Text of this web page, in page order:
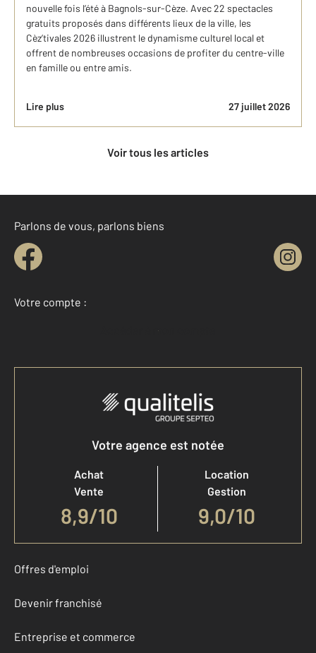
nouvelle fois l’été à Bagnols-sur-Cèze. Avec 22 spectacles
gratuits proposés dans différents lieux de la ville, les
Cèz’tivales 2026 illustrent le dynamisme culturel local et
offrent de nombreuses occasions de profiter du centre-ville
en famille ou entre amis.
Lire plus 27 juillet 2026
Voir tous les articles
Parlons de vous, parlons biens
Votre compte :
Accéder à mon compte
Votre agence est notée
Achat
Vente
8,9/10
Location
Gestion
9,0/10
Offres d'emploi
Devenir franchisé
Entreprise et commerce